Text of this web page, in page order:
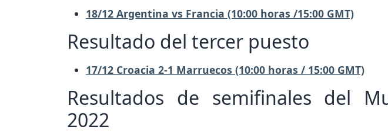
18/12 Argentina vs Francia (10:00 horas /15:00 GMT)
Resultado del tercer puesto
17/12 Croacia 2-1 Marruecos (10:00 horas / 15:00 GMT)
Resultados de semifinales del
2022